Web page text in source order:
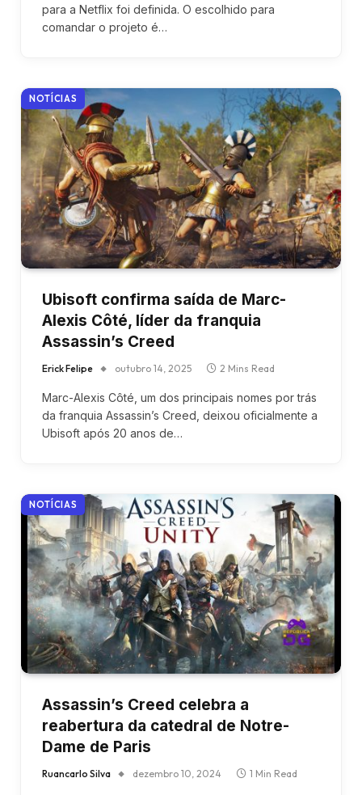
para a Netflix foi definida. O escolhido para
comandar o projeto é…
NOTÍCIAS
Ubisoft confirma saída de Marc-
Alexis Côté, líder da franquia
Assassin’s Creed
Erick Felipe outubro 14, 2025 2 Mins Read
Marc-Alexis Côté, um dos principais nomes por trás
da franquia Assassin’s Creed, deixou oficialmente a
Ubisoft após 20 anos de…
NOTÍCIAS
Assassin’s Creed celebra a
reabertura da catedral de Notre-
Dame de Paris
Ruancarlo Silva dezembro 10, 2024 1 Min Read